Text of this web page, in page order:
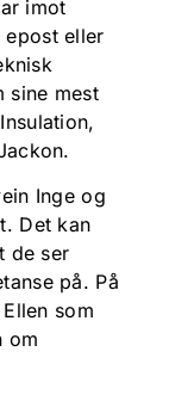
imot
epost eller
sine mest
Inge og
Det kan
de ser
på. På
som
om